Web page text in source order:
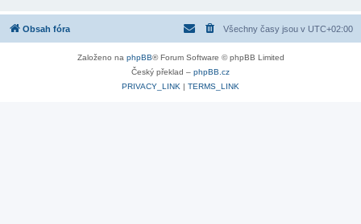
Obsah fóra Všechny časy jsou v UTC+02:00
Založeno na phpBB® Forum Software © phpBB Limited
Český překlad – phpBB.cz
PRIVACY_LINK | TERMS_LINK